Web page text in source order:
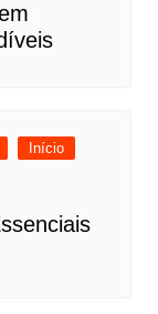
Início